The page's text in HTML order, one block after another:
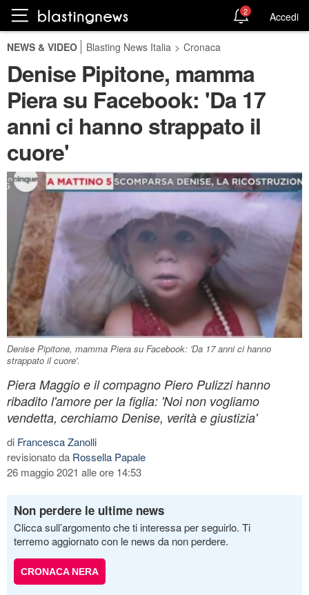
2 Accedi
NEWS & VIDEO Blasting News Italia > Cronaca
Denise Pipitone, mamma
Piera su Facebook: 'Da 17
anni ci hanno strappato il
cuore'
Denise Pipitone, mamma Piera su Facebook: 'Da 17 anni ci hanno
strappato il cuore'.
Piera Maggio e il compagno Piero Pulizzi hanno
ribadito l'amore per la figlia: 'Noi non vogliamo
vendetta, cerchiamo Denise, verità e giustizia'
di Francesca Zanolli
revisionato da Rossella Papale
26 maggio 2021 alle ore 14:53
Non perdere le ultime news
Clicca sull’argomento che ti interessa per seguirlo. Ti
terremo aggiornato con le news da non perdere.
CRONACA NERA